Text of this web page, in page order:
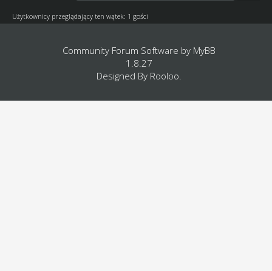
Użytkownicy przeglądający ten wątek: 1 gości
Community Forum Software by MyBB
1.8.27
Designed By Rooloo.